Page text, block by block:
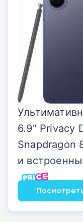
6.9" Privacy
Snapdragon
и